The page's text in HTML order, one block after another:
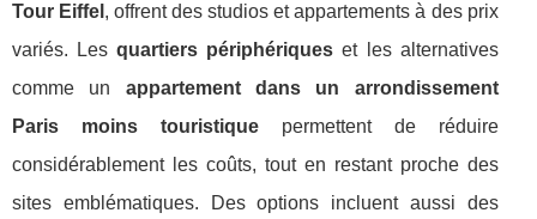
Tour Eiffel , offrent des studios et appartements à des prix
variés. Lesquartiers périphériques et les alternatives
comme un appartement dans un arrondissement
Paris moins touristiquepermettent de réduire
considérablement les coûts, tout en restant proche des
sites emblématiques. Des options incluent aussi des